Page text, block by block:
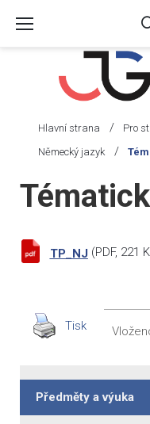
Hlavní strana / Pro
Německý jazyk /
TP_NJ (PDF, 221
Tisk
Předměty a výuka